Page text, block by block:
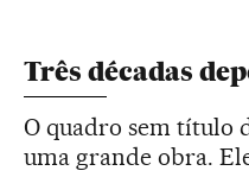
Três décadas
O quadro sem título
uma grande obra.